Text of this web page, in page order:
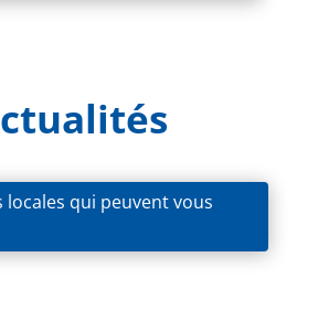
locales qui peuvent vous